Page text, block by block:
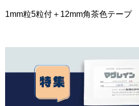
1mm粒5粒付＋12mm角茶色テープ